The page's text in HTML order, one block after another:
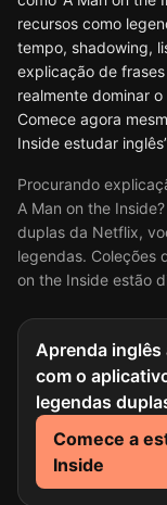
recursos como
tempo, shadowing,
explicação de
realmente dominar
Comece agora
Inside estudar
Procurando
A Man on the
duplas da Netflix,
legendas. Coleções
on the Inside estão
Aprenda
com o
legendas
Comece a
Inside